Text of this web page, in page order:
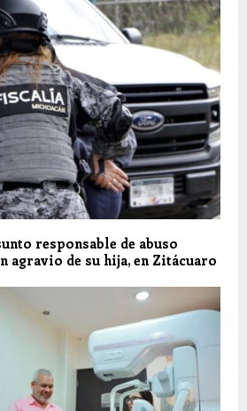
responsable de abuso
agravio de su hija, en Zitácuaro